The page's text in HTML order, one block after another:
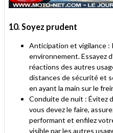
10. Soyez prudent
Anticipation et vigilance
environnement. Essayez
réactions des autres
distances de sécurité et
en ayant la main sur le
Conduite de nuit : Évitez
vous devez le faire,
performant et enfilez
visible par les autres